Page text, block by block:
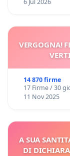
6 Jul 2026
VERGOGNA!
14 870 firme
17 Firme / 30
11 Nov 2025
A SUA
DI